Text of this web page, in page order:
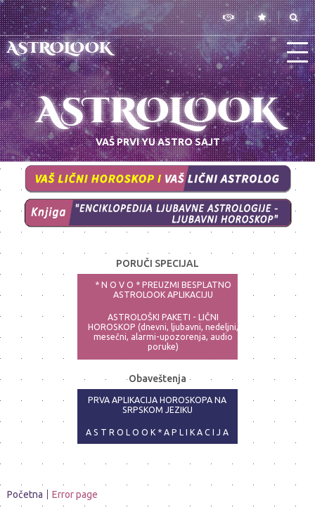
ASTROLOOK
ASTROLOOK
VAŠ PRVI YU ASTRO SAJT
PORUČI SPECIJAL
* N O V O * PREUZMI BESPLATNO
ASTROLOOK APLIKACIJU
ASTROLOŠKI PAKETI - LIČNI
HOROSKOP (dnevni, ljubavni, nedeljni,
mesečni, alarmi-upozorenja, audio
poruke)
ANALIZE
Obaveštenja
PRVA APLIKACIJA HOROSKOPA NA
SRPSKOM JEZIKU
A S T R O L O O K * A P L I K A C I J A
Početna Error page